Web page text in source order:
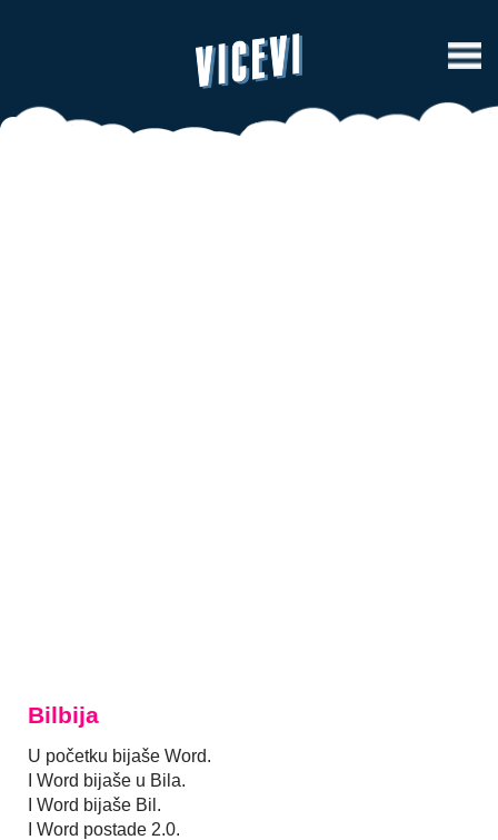
Bilbija
U početku bijaše Word.
I Word bijaše u Bila.
I Word bijaše Bil.
I Word postade 2.0.